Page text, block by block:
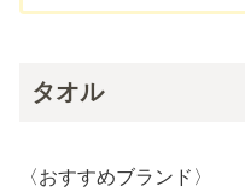
タオル
〈おすすめブランド〉